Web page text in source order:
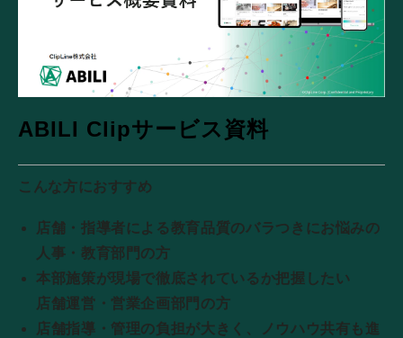
ABILI Clipサービス資料
こんな方におすすめ
店舗・指導者による教育品質のバラつきにお悩みの
人事・教育部門の方
本部施策が現場で徹底されているか把握したい
店舗運営・営業企画部門の方
店舗指導・管理の負担が大きく、ノウハウ共有も進